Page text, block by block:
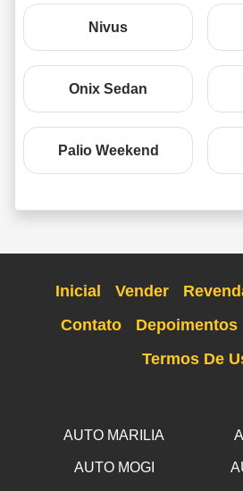
Nivus
Onix Sedan
Palio Weekend
Inicial Vender
Contato
Depoimentos
Termos De
AUTO MARILIA
AUTO MOGI